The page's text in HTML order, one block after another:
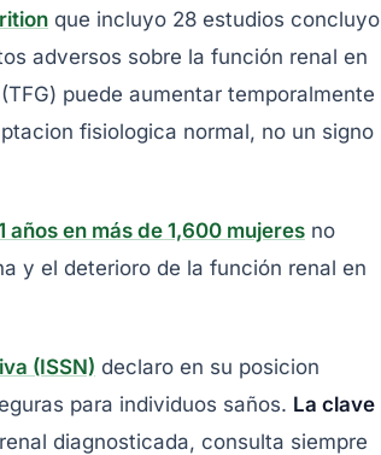
que incluyo 28 estudios concluyo
adversos sobre la función renal en
puede aumentar temporalmente
fisiologica normal, no un signo
años en más de 1,600 mujeres no
y el deterioro de la función renal en
(ISSN) declaro en su posicion
para individuos saños. La clave
diagnosticada, consulta siempre